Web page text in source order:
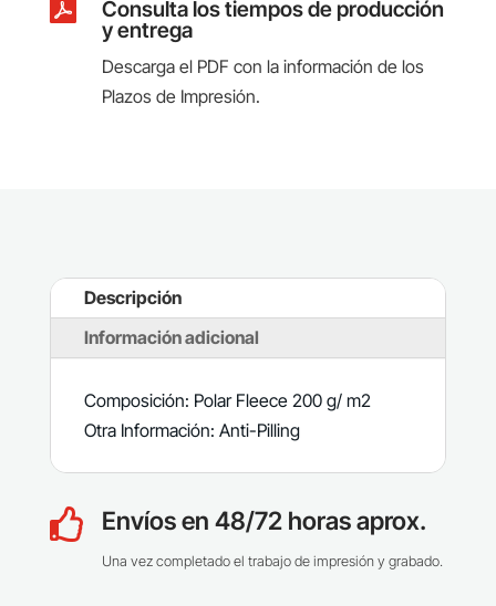
Consulta los tiempos de producción
y entrega
Descarga el PDF con la información de los
Plazos de Impresión.
Descripción
Información adicional
Composición: Polar Fleece 200 g/ m2
Otra Información: Anti-Pilling
 Envíos en 48/72 horas aprox.
Una vez completado el trabajo de impresión y grabado.